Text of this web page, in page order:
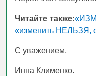
Читайте также:
«изменить НЕЛЬЗЯ,
С уважением,
Инна Клименко.